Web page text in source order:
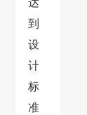
达
到
设
计
标
准